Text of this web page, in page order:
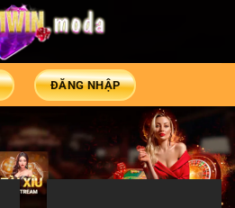
ĐĂNG NHẬP